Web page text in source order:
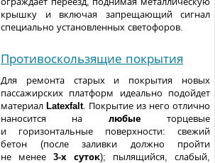
крышку и включая запрещающий сигнал
специально установленных светофоров.
Противоскользящие покрытия
Для ремонта старых и покрытия новых
пассажирских платформ идеально подойдет
материал Latexfalt. Покрытие из него отлично
наносится на любыеторцевые
и горизонтальные поверхности: свежий
бетон (после заливки должно пройти
не менее 3-х суток); пылящийся, слабый,